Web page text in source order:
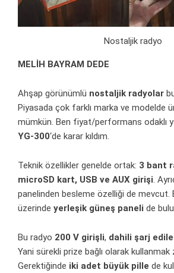
Nostaljik radyo
MELİH BAYRAM DEDE
Ahşap görünümlü nostaljik radyolar
Piyasada çok farklı marka ve modelde
mümkün. Ben fiyat/performans odaklı
YG-300‘de karar kıldım.
Teknik özellikler genelde ortak: 3 bant
microSD kart, USB ve AUX girişi.
panelinden besleme özelliği de mevcut.
üzerinde yerleşik güneş paneli de
Bu radyo 200 V girişli, dahili şarj
Yani sürekli prize bağlı olarak
Gerektiğinde iki adet büyük pille de